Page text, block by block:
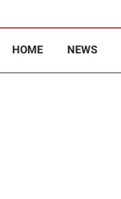
HOME NEWS